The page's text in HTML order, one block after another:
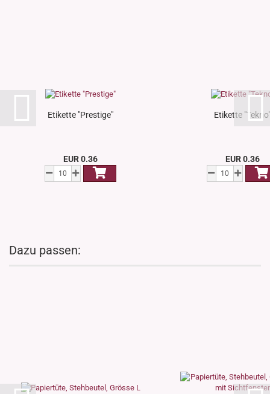
Etikette "Prestige"
EUR 0.36
Etikette
EUR 0.36
Dazu passen: